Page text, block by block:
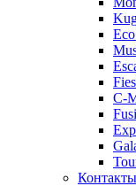
C-
Контакты